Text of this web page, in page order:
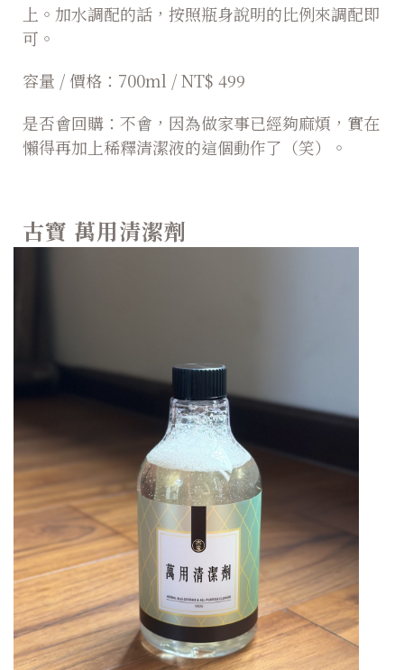
上。加水調配的話，按照瓶身說明的比例來調配即
可。
容量 / 價格：700ml / NT$ 499
是否會回購：不會，因為做家事已經夠麻煩，實在
懶得再加上稀釋清潔液的這個動作了（笑）。
古寶 萬用清潔劑